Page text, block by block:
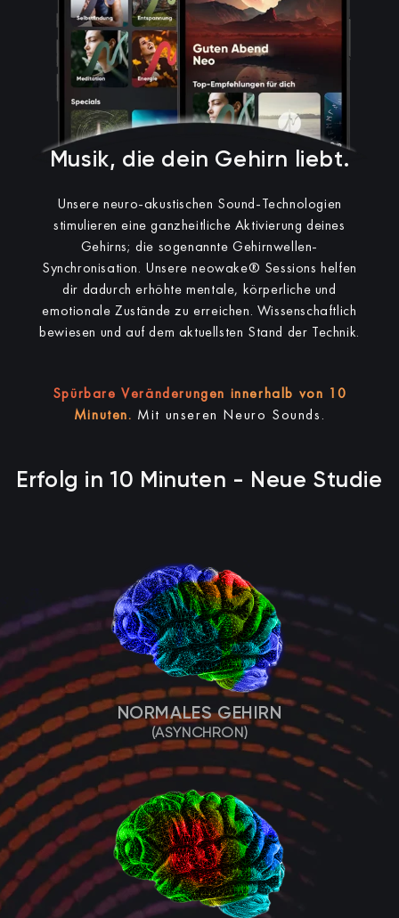
Musik, die dein Gehirn liebt.
Unsere neuro-akustischen Sound-Technologien
stimulieren eine ganzheitliche Aktivierung deines
Gehirns; die sogenannte Gehirnwellen-
Synchronisation. Unsere neowake® Sessions helfen
dir dadurch erhöhte mentale, körperliche und
emotionale Zustände zu erreichen. Wissenschaftlich
bewiesen und auf dem aktuellsten Stand der Technik.
Spürbare Veränderungen innerhalb von 10
Minuten. Mit unseren Neuro Sounds.
Erfolg in 10 Minuten - Neue Studie
NORMALES GEHIRN
(ASYNCHRON)